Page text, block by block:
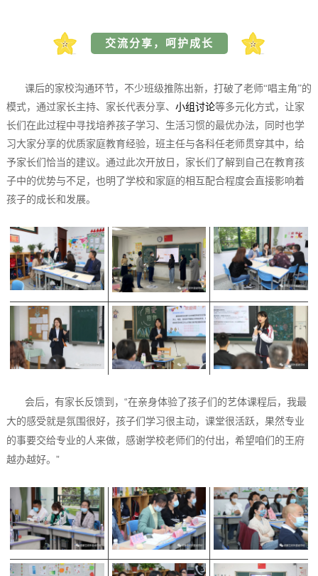
交流分享，呵护成长
课后的家校沟通环节，不少班级推陈出新，打破了老师“唱主角”的
模式，通过家长主持、家长代表分享、 小组讨论等多元化方式，让家
长们在此过程中寻找培养孩子学习、生活习惯的最优办法，同时也学
习大家分享的优质家庭教育经验，班主任与各科任老师贯穿其中，给
予家长们恰当的建议。 通过此次开放日，家长们了解到自己在教育孩
子中的优势与不足，也明了学校和家庭的相互配合程度会直接影响着
孩子的成长和发展。
会后，有家长反馈到，“在亲身体验了孩子们的艺体课程后，我最
大的感受就是氛围很好，孩子们学习很主动，课堂很活跃，果然专业
的事要交给专业的人来做，感谢学校老师们的付出，希望咱们的王府
越办越好。”